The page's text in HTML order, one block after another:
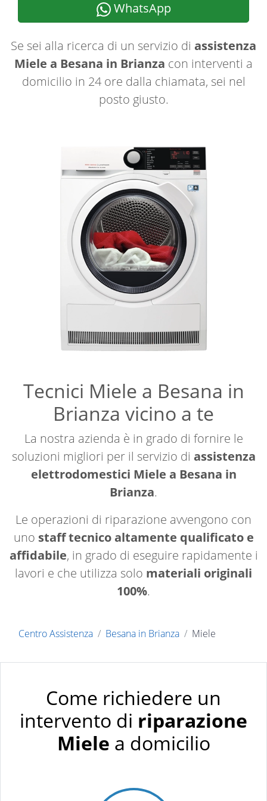
WhatsApp
Se sei alla ricerca di un servizio di assistenza
Miele a Besana in Brianza con interventi a
domicilio in 24 ore dalla chiamata, sei nel
posto giusto.
Tecnici Miele a Besana in
Brianza vicino a te
La nostra azienda è in grado di fornire le
soluzioni migliori per il servizio di assistenza
elettrodomestici Miele a Besana in
Brianza.
Le operazioni di riparazione avvengono con
uno staff tecnico altamente qualificato e
affidabile, in grado di eseguire rapidamente i
lavori e che utilizza solo materiali originali
100%.
Centro Assistenza Besana in Brianza Miele
Come richiedere un
intervento di riparazione
Miele a domicilio